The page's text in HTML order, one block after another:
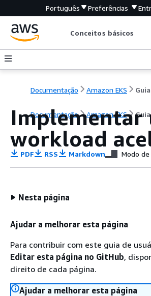
Português Preferências
Conceitos básicos
Documentação Amazon EKS
Documentação Amazon EKS
Implementar
workload
PDF RSS Markdown Modo
Nesta página
Ajudar a melhorar esta página
Para contribuir com este guia de
Editar esta página no GitHub,
direito de cada página.
Ajudar a melhorar esta página